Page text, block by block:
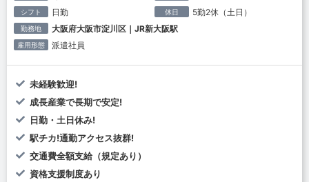
シフト 日勤 休日 5勤2休（土日）
勤務地 大阪府大阪市淀川区｜JR新大阪駅
雇用形態 派遣社員
未経験歓迎!
成長産業で長期で安定!
日勤・土日休み!
駅チカ!通勤アクセス抜群!
交通費全額支給（規定あり）
資格支援制度あり